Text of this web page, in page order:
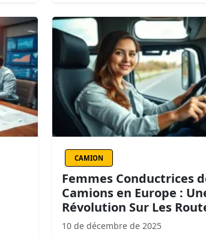
CAMION
Femmes Conductrices
Camions en Europe :
Révolution Sur Les
10 de décembre de 2025